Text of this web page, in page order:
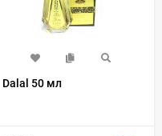
Dalal 50 мл